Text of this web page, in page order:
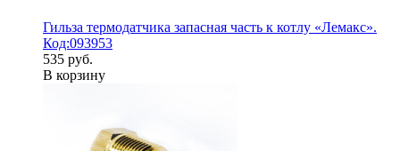
Гильза термодатчика запасная часть к котлу «Лемакс».
Код:093953
535 руб.
В корзину